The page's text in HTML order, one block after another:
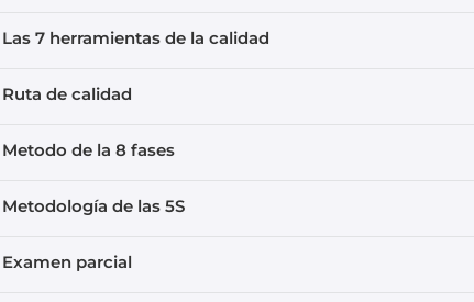
Las 7 herramientas de la calidad
Ruta de calidad
Metodo de la 8 fases
Metodología de las 5S
Examen parcial